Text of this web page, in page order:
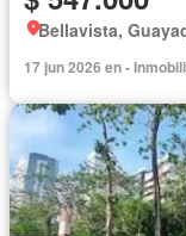
Bellavista,
17 jun 2026 en -